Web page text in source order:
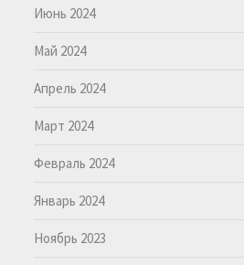
Июнь 2024
Май 2024
Апрель 2024
Март 2024
Февраль 2024
Январь 2024
Ноябрь 2023